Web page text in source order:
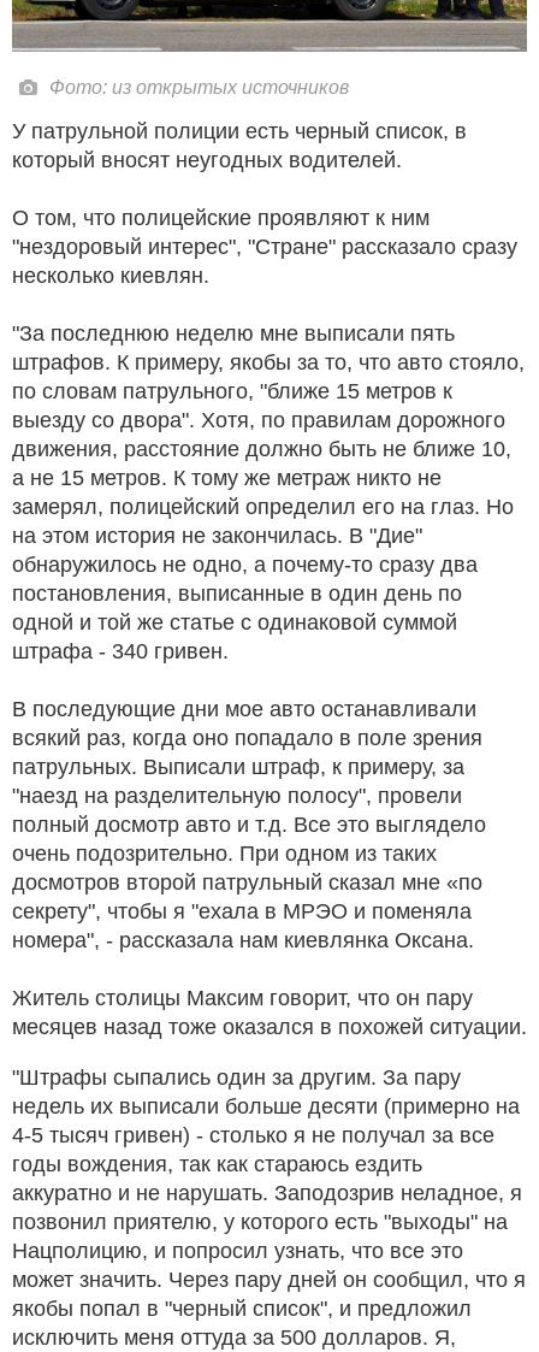
Фото: из открытых источников
У патрульной полиции есть черный список, в
который вносят неугодных водителей.
О том, что полицейские проявляют к ним
"нездоровый интерес", "Стране" рассказало сразу
несколько киевлян.
"За последнюю неделю мне выписали пять
штрафов. К примеру, якобы за то, что авто стояло,
по словам патрульного, "ближе 15 метров к
выезду со двора". Хотя, по правилам дорожного
движения, расстояние должно быть не ближе 10,
а не 15 метров. К тому же метраж никто не
замерял, полицейский определил его на глаз. Но
на этом история не закончилась. В "Дие"
обнаружилось не одно, а почему-то сразу два
постановления, выписанные в один день по
одной и той же статье с одинаковой суммой
штрафа - 340 гривен.
В последующие дни мое авто останавливали
всякий раз, когда оно попадало в поле зрения
патрульных. Выписали штраф, к примеру, за
"наезд на разделительную полосу", провели
полный досмотр авто и т.д. Все это выглядело
очень подозрительно. При одном из таких
досмотров второй патрульный сказал мне «по
секрету", чтобы я "ехала в МРЭО и поменяла
номера", - рассказала нам киевлянка Оксана.
Житель столицы Максим говорит, что он пару
месяцев назад тоже оказался в похожей ситуации.
"Штрафы сыпались один за другим. За пару
недель их выписали больше десяти (примерно на
4-5 тысяч гривен) - столько я не получал за все
годы вождения, так как стараюсь ездить
аккуратно и не нарушать. Заподозрив неладное, я
позвонил приятелю, у которого есть "выходы" на
Нацполицию, и попросил узнать, что все это
может значить. Через пару дней он сообщил, что я
якобы попал в "черный список", и предложил
исключить меня оттуда за 500 долларов. Я,